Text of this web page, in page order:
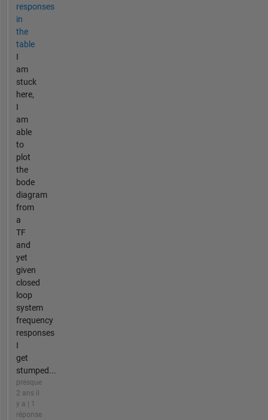
responses
in
the
table
I
am
stuck
here,
I
am
able
to
plot
the
bode
diagram
from
a
TF
and
yet
given
closed
loop
system
frequency
responses
I
get
stumped...
presque
2 ans il
y a | 1
réponse